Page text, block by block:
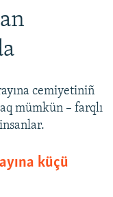
cemiyetiniñ
mümkün – farqlı
küçü